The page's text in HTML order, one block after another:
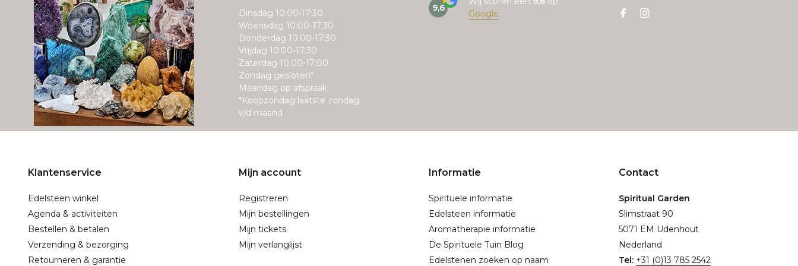
Dinsdag 10:00-17:30
Woensdag 10:00-17:30
Donderdag 10:00-17:30
Vrijdag 10:00-17:30
Zaterdag 10:00-17:00
Zondag gesloten*
Maandag op afspraak
*Koopzondag laatste zondag
v/d maand
9,6
Google
Klantenservice
Edelsteen winkel
Agenda & activiteiten
Bestellen & betalen
Verzending & bezorging
Retourneren & garantie
Mijn account
Registreren
Mijn bestellingen
Mijn tickets
Mijn verlanglijst
Informatie
Spirituele informatie
Edelsteen informatie
Aromatherapie informatie
De Spirituele Tuin Blog
Edelstenen zoeken op naam
Contact
Spiritual Garden
Slimstraat 90
5071 EM Udenhout
Nederland
Tel: +31 (0)13 785 2542